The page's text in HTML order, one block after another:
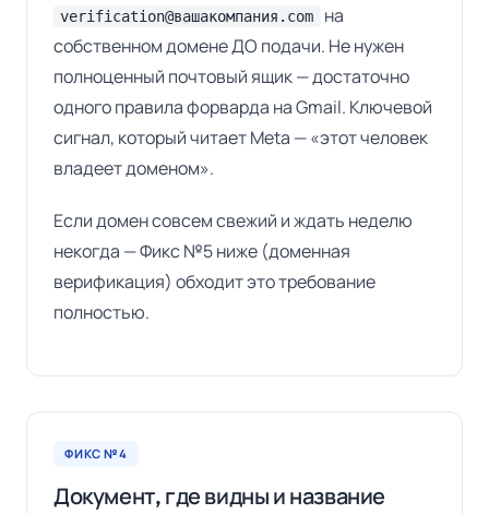
verification@вашакомпания.com
на
собственном домене ДО подачи. Не нужен
полноценный почтовый ящик — достаточно
одного правила форварда на Gmail. Ключевой
сигнал, который читает Meta — «этот человек
владеет доменом».
Если домен совсем свежий и ждать неделю
некогда — Фикс №5 ниже (доменная
верификация) обходит это требование
полностью.
ФИКС №4
Документ, где видны и название